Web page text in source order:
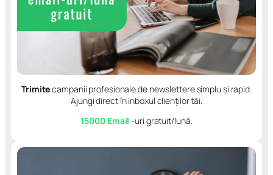
Trimitecampanii profesionale de newslettere simplu și rapid.
Ajungi direct în inboxul clienților tăi.
15000 Email-uri gratuit/lună.